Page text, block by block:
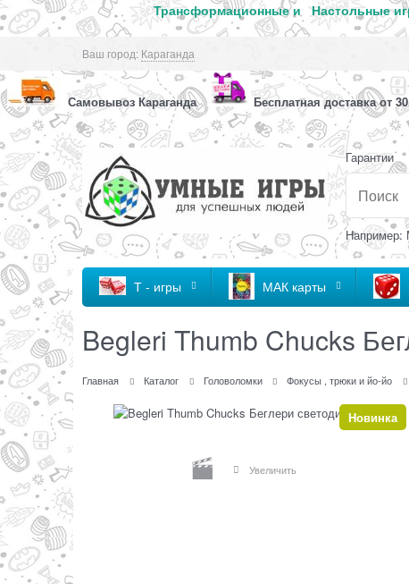
Трансформационные и Настольные
Ваш город: Караганда
Самовывоз Караганда Бесплатная доставка от
Гарантии
Например:
Т - игры МАК карты
Begleri Thumb Chucks
Главная Каталог Головоломки Фокусы , трюки и йо-йо
Новинка
Увеличить